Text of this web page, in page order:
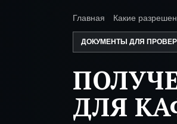
Главная Какие
ДОКУМЕНТЫ ДЛЯ
ДЛЯ